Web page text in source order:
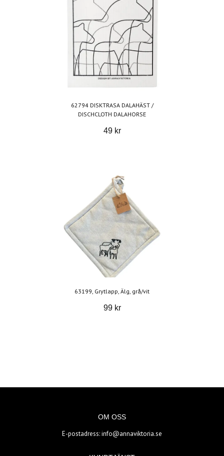
62794 DISKTRASA DALAHÄST /
DISCHCLOTH DALAHORSE
49 kr
63199, Grytlapp, Älg, grå/vit
99 kr
OM OSS
E-postadress:info@annaviktoria.se